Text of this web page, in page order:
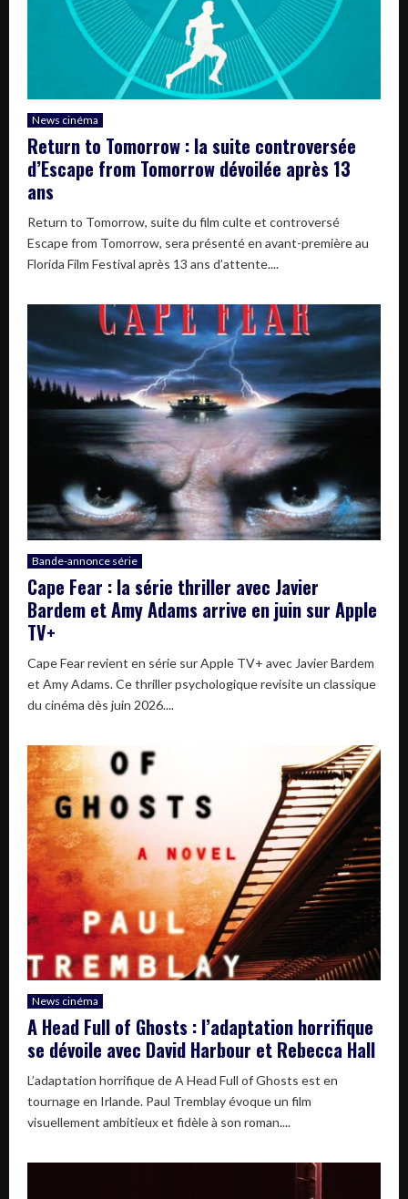
News cinéma
Return to Tomorrow : la suite controversée
d’Escape from Tomorrow dévoilée après 13
ans
Return to Tomorrow, suite du film culte et controversé
Escape from Tomorrow, sera présenté en avant-première au
Florida Film Festival après 13 ans d’attente....
Bande-annonce série
Cape Fear : la série thriller avec Javier
Bardem et Amy Adams arrive en juin sur Apple
TV+
Cape Fear revient en série sur Apple TV+ avec Javier Bardem
et Amy Adams. Ce thriller psychologique revisite un classique
du cinéma dès juin 2026....
News cinéma
A Head Full of Ghosts : l’adaptation horrifique
se dévoile avec David Harbour et Rebecca Hall
L’adaptation horrifique de A Head Full of Ghosts est en
tournage en Irlande. Paul Tremblay évoque un film
visuellement ambitieux et fidèle à son roman....